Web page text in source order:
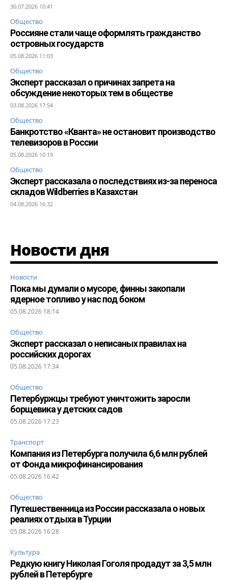
30.07.2026 10:41
Общество
Россияне стали чаще оформлять гражданство
островных государств
05.08.2026 11:03
Общество
Эксперт рассказал о причинах запрета на
обсуждение некоторых тем в обществе
03.08.2026 17:54
Общество
Банкротство «Кванта» не остановит производство
телевизоров в России
05.08.2026 10:19
Общество
Эксперт рассказала о последствиях из-за переноса
складов Wildberries в Казахстан
04.08.2026 16:32
Новости дня
Новости
Пока мы думали о мусоре, финны закопали
ядерное топливо у нас под боком
05.08.2026 18:14
Общество
Эксперт рассказал о неписаных правилах на
российских дорогах
05.08.2026 17:34
Общество
Петербуржцы требуют уничтожить заросли
борщевика у детских садов
05.08.2026 17:23
Транспорт
Компания из Петербурга получила 6,6 млн рублей
от Фонда микрофинансирования
05.08.2026 16:42
Общество
Путешественница из России рассказала о новых
реалиях отдыха в Турции
05.08.2026 16:28
Культура
Редкую книгу Николая Гоголя продадут за 3,5 млн
рублей в Петербурге